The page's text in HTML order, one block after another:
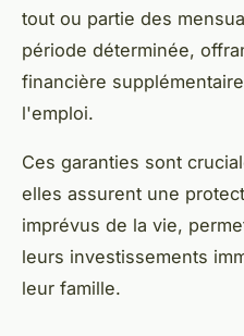
tout ou partie des
période déterminée,
financière
l'emploi.
Ces garanties sont
elles assurent une
imprévus de la vie,
leurs investissements
leur famille.